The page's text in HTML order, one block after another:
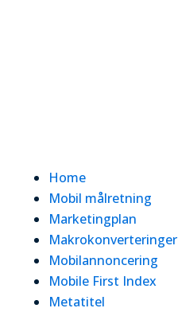
Home
Mobil målretning
Marketingplan
Makrokonverteringer
Mobilannoncering
Mobile First Index
Metatitel